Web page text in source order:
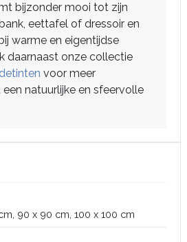
bijzonder mooi tot zijn
eettafel of dressoir en
warme en eigentijdse
daarnaast onze collectie
voor meer
natuurlijke en sfeervolle
90 x 90 cm, 100 x 100 cm